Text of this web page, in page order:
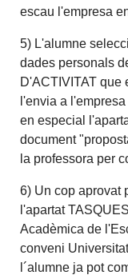
escau l'empresa
5) L'alumne
dades personals
D'ACTIVITAT que
l'envia a
en especial
document
la professora per
6) Un cop aprovat
l'apartat
Acadèmica de
conveni
l´alumne ja pot